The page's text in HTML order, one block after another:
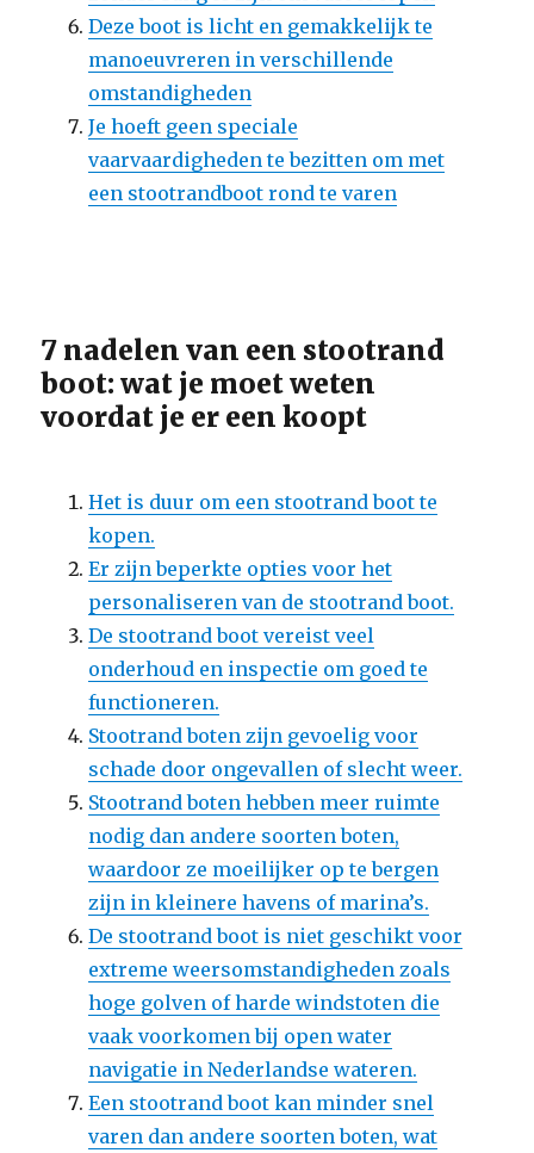
Deze boot is licht en gemakkelijk te
manoeuvreren in verschillende
omstandigheden
Je hoeft geen speciale
vaarvaardigheden te bezitten om met
een stootrandboot rond te varen
7 nadelen van een stootrand
boot: wat je moet weten
voordat je er een koopt
Het is duur om een stootrand boot te
kopen.
Er zijn beperkte opties voor het
personaliseren van de stootrand boot.
De stootrand boot vereist veel
onderhoud en inspectie om goed te
functioneren.
Stootrand boten zijn gevoelig voor
schade door ongevallen of slecht weer.
Stootrand boten hebben meer ruimte
nodig dan andere soorten boten,
waardoor ze moeilijker op te bergen
zijn in kleinere havens of marina’s.
De stootrand boot is niet geschikt voor
extreme weersomstandigheden zoals
hoge golven of harde windstoten die
vaak voorkomen bij open water
navigatie in Nederlandse wateren.
Een stootrand boot kan minder snel
varen dan andere soorten boten, wat